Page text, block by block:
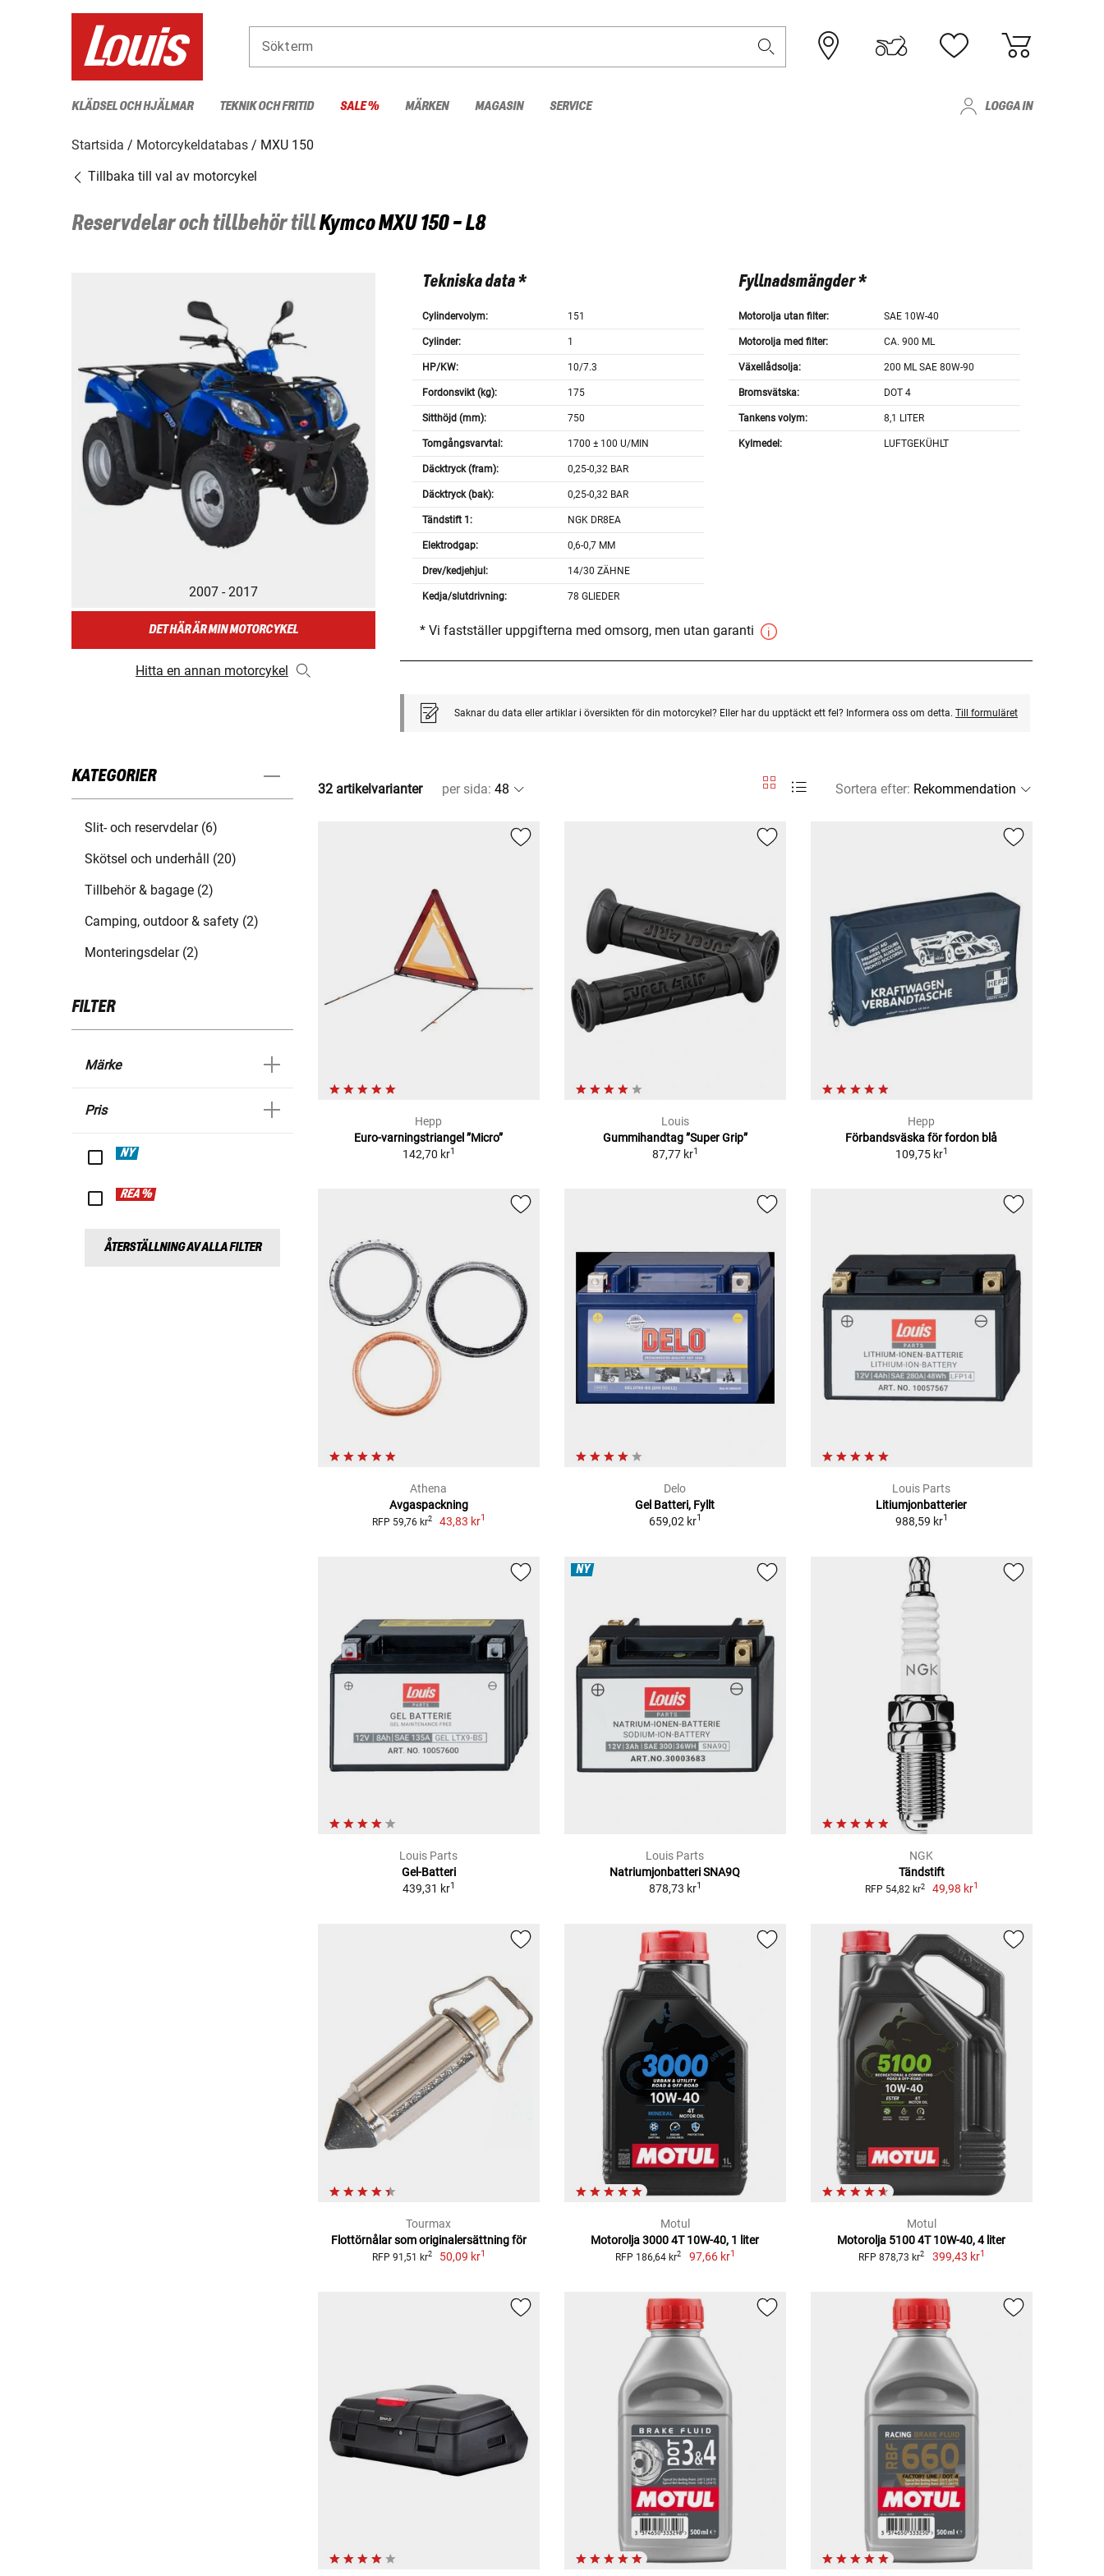
Sökterm
KLÄDSEL OCH HJÄLMAR TEKNIK OCH FRITID SALE % MÄRKEN MAGASIN SERVICE LOGGA IN
Startsida Motorcykeldatabas
MXU 150
Tillbaka till val av motorcykel
Reservdelar och tillbehör tillKymcoMXU 150 - L8
2007 - 2017
DET HÄR ÄR MIN MOTORCYKEL
Hitta en annan motorcykel
Tekniska data *
Cylindervolym: 151
Cylinder: 1
HP/KW: 10/7.3
Fordonsvikt (kg): 175
Sitthöjd (mm): 750
Tomgångsvarvtal: 1700 ± 100 U/MIN
Däcktryck (fram): 0,25-0,32 BAR
Däcktryck (bak): 0,25-0,32 BAR
Tändstift 1: NGK DR8EA
Elektrodgap: 0,6-0,7 MM
Drev/kedjehjul: 14/30 ZÄHNE
Kedja/slutdrivning: 78 GLIEDER
Fyllnadsmängder *
Motorolja utan filter: SAE 10W-40
Motorolja med filter: CA. 900 ML
Växellådsolja: 200 ML SAE 80W-90
Bromsvätska: DOT 4
Tankens volym: 8,1 LITER
Kylmedel: LUFTGEKÜHLT
* Vi fastställer uppgifterna med omsorg, men utan garanti
Saknar du data eller artiklar i översikten för din motorcykel? Eller har du upptäckt ett fel? Informera oss om detta. Till formuläret
KATEGORIER
Slit- och reservdelar (6)
Skötsel och underhåll (20)
Tillbehör & bagage (2)
Camping, outdoor & safety (2)
Monteringsdelar (2)
FILTER
Märke
Pris
NY
REA %
ÅTERSTÄLLNING AV ALLA FILTER
32 artikelvarianter per sida: Sortera efter:
Hepp
Euro-varningstriangel ”Micro”
142,70 kr1
Louis
Gummihandtag ”Super Grip”
87,77 kr1
Hepp
Förbandsväska för fordon blå
109,75 kr1
Athena
Avgaspackning
RFP 59,76 kr2 43,83 kr1
Delo
Gel Batteri, Fyllt
659,02 kr1
Louis Parts
Litiumjonbatterier
988,59 kr1
Louis Parts
Gel-Batteri
439,31 kr1
NY
Louis Parts
Natriumjonbatteri SNA9Q
878,73 kr1
NGK
Tändstift
RFP 54,82 kr2 49,98 kr1
Tourmax
Flottörnålar som originalersättning för
RFP 91,51 kr2 50,09 kr1
Motul
Motorolja 3000 4T 10W-40, 1 liter
RFP 186,64 kr2 97,66 kr1
Motul
Motorolja 5100 4T 10W-40, 4 liter
RFP 878,73 kr2 399,43 kr1